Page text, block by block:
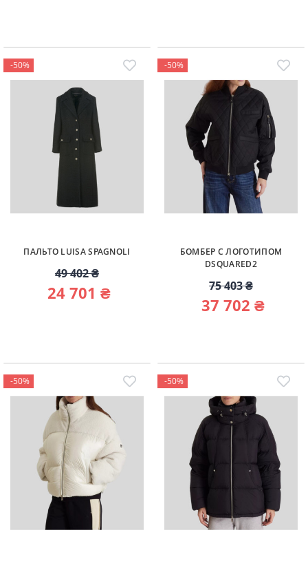
-50%
ПАЛЬТО LUISA SPAGNOLI
49 402 ₴
24 701 ₴
-50%
БОМБЕР С ЛОГОТИПОМ
DSQUARED2
75 403 ₴
37 702 ₴
-50% -50%